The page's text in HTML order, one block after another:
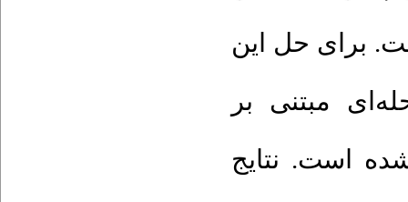
برای حل این
مبتنی بر
است. نتایج